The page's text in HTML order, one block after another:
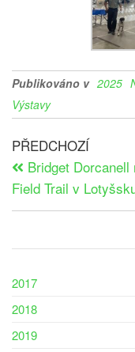
Publikováno v 2025
Výstavy
PŘEDCHOZÍ
Bridget Dorcanell
Field Trail v
2017
2018
2019